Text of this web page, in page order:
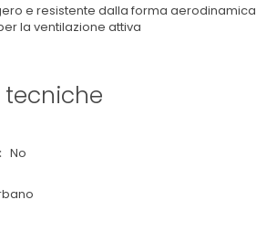
e resistente dalla forma aerodinamica
la ventilazione attiva
No